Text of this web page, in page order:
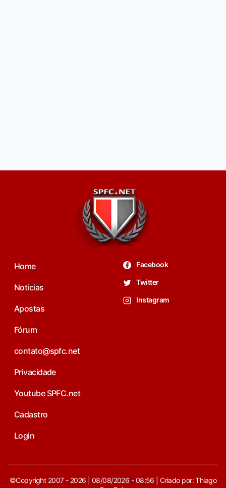
Home
Noticias
Apostas
Fórum
contato@spfc.net
Privacidade
Youtube SPFC.net
Cadastro
Login
Facebook
Twitter
Instagram
©Copyright 2007 - 2026 | 08/08/2026 - 08:56 | Criado por: Thiago